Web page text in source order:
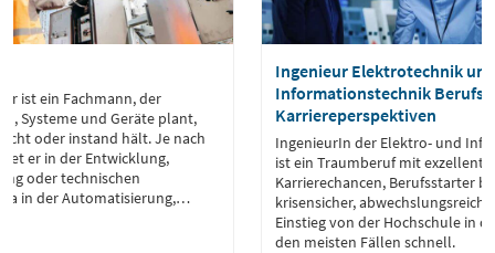
ist ein Fachmann, der
Systeme und Geräte plant,
oder instand hält. Je nach
er in der Entwicklung,
oder technischen
in der Automatisierung,
Ingenieur Elektrotechnik und
Informationstechnik
Karriereperspektiven
IngenieurIn der Elektro- und
ist ein Traumberuf mit
Karrierechancen, Berufsstarter
krisensicher, abwechslungsreich
Einstieg von der Hochschule in
den meisten Fällen schnell.